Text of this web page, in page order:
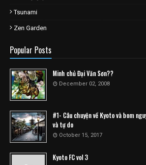
Tsunami
Zen Garden
Popular Posts
Minh chủ Đại Văn Sơn??
December 02, 2008
#1- Câu chuyện về Kyoto và bom
và tự do
October 15, 2017
Kyoto FC vol 3